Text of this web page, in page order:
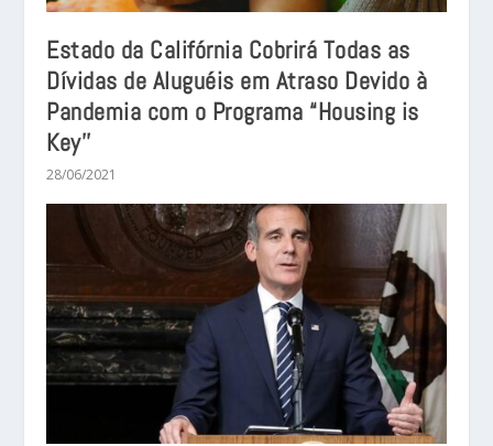
Estado da Califórnia Cobrirá Todas as
Dívidas de Aluguéis em Atraso Devido à
Pandemia com o Programa “Housing is
Key’’
28/06/2021